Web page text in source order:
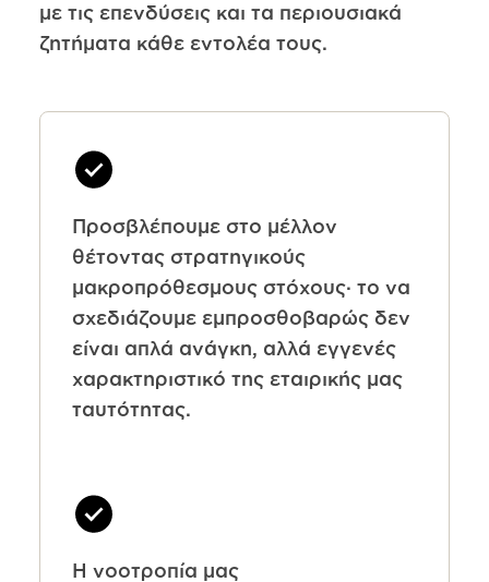
με τις επενδύσεις και τα περιουσιακά
ζητήματα κάθε εντολέα τους.
Προσβλέπουμε στο μέλλον
θέτοντας στρατηγικούς
μακροπρόθεσμους στόχους· το να
σχεδιάζουμε εμπροσθοβαρώς δεν
είναι απλά ανάγκη, αλλά εγγενές
χαρακτηριστικό της εταιρικής μας
ταυτότητας.
Η νοοτροπία μας